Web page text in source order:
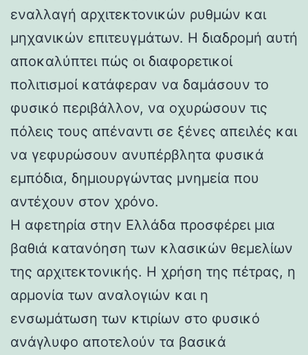
εναλλαγή αρχιτεκτονικών ρυθμών και
μηχανικών επιτευγμάτων. Η διαδρομή αυτή
αποκαλύπτει πώς οι διαφορετικοί
πολιτισμοί κατάφεραν να δαμάσουν το
φυσικό περιβάλλον, να οχυρώσουν τις
πόλεις τους απέναντι σε ξένες απειλές και
να γεφυρώσουν ανυπέρβλητα φυσικά
εμπόδια, δημιουργώντας μνημεία που
αντέχουν στον χρόνο.
Η αφετηρία στην Ελλάδα προσφέρει μια
βαθιά κατανόηση των κλασικών θεμελίων
της αρχιτεκτονικής. Η χρήση της πέτρας, η
αρμονία των αναλογιών και η
ενσωμάτωση των κτιρίων στο φυσικό
ανάγλυφο αποτελούν τα βασικά